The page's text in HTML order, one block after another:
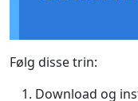
Følg disse trin:
Download og